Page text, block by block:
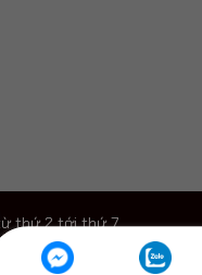
thứ 2 tới thứ 7
Speedy